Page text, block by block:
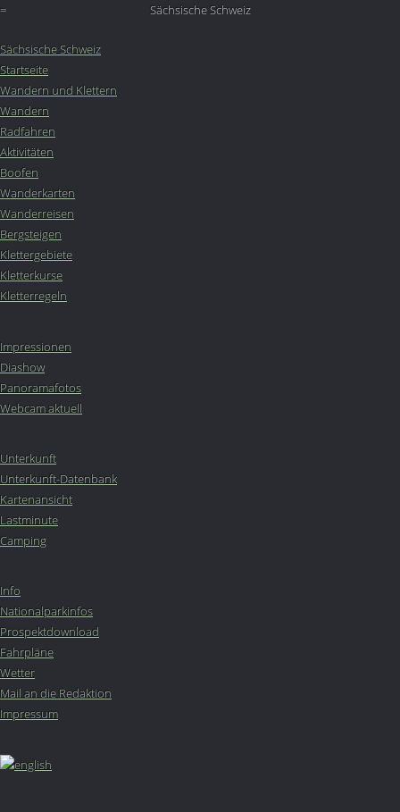
Sächsische Schweiz
=
Sächsische Schweiz
Startseite
Wandern und Klettern
Wandern
Radfahren
Aktivitäten
Boofen
Wanderkarten
Wanderreisen
Bergsteigen
Klettergebiete
Kletterkurse
Kletterregeln
Impressionen
Diashow
Panoramafotos
Webcam aktuell
Unterkunft
Unterkunft-Datenbank
Kartenansicht
Lastminute
Camping
Info
Nationalparkinfos
Prospektdownload
Fahrpläne
Wetter
Mail an die Redaktion
Impressum